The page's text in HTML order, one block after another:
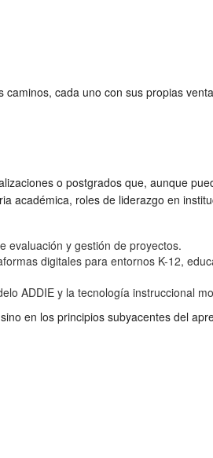
cada uno con sus propias
o postgrados que, aunque
académica, roles de liderazgo en
evaluación y gestión de proyectos.
digitales para entornos K-12,
ADDIE y la tecnología instruccional
en los principios subyacentes del